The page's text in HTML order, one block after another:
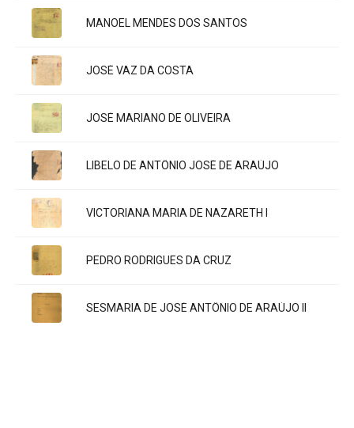
Título:
MANOEL MENDES DOS SANTOS
Título:
JOSÉ VAZ DA COSTA
Título:
JOSÉ MARIANO DE OLIVEIRA
Título:
LIBELO DE ANTÔNIO JOSÉ DE ARAÚJO
Título:
VICTORIANA MARIA DE NAZARETH I
Título:
PEDRO RODRIGUES DA CRUZ
Título:
SESMARIA DE JOSÉ ANTÔNIO DE ARAÚJO II